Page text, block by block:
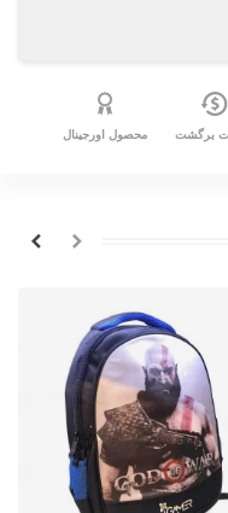
برگشت محصول اورجینال